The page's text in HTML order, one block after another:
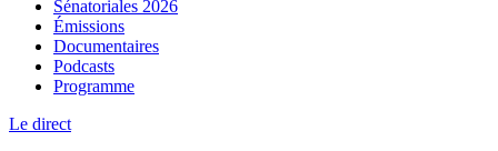
Sénatoriales 2026
Émissions
Documentaires
Podcasts
Programme
Le direct